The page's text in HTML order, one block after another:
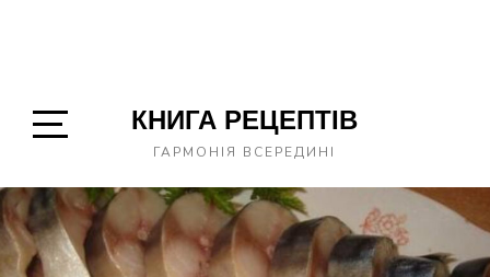
Sidebar
КНИГА РЕЦЕПТІВ
ГАРМОНІЯ ВСЕРЕДИНІ